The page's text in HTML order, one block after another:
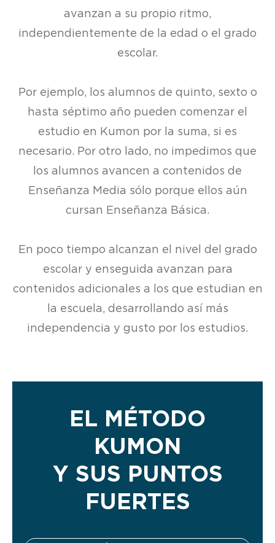
avanzan a su propio ritmo,
independientemente de la edad o el grado
escolar.
Por ejemplo, los alumnos de quinto, sexto o
hasta séptimo año pueden comenzar el
estudio en Kumon por la suma, si es
necesario. Por otro lado, no impedimos que
los alumnos avancen a contenidos de
Enseñanza Media sólo porque ellos aún
cursan Enseñanza Básica.
En poco tiempo alcanzan el nivel del grado
escolar y enseguida avanzan para
contenidos adicionales a los que estudian en
la escuela, desarrollando así más
independencia y gusto por los estudios.
EL MÉTODO
KUMON
Y SUS PUNTOS
FUERTES